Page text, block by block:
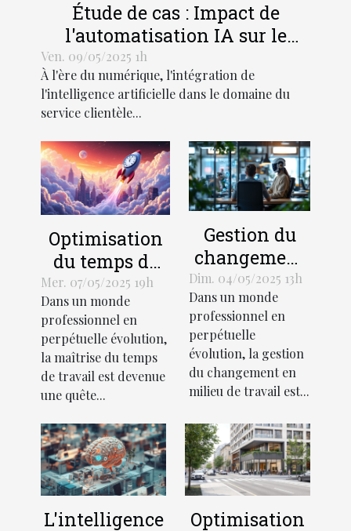
Étude de cas : Impact de
l'automatisation IA sur le
service clientèle
Ven. 09/05/2025 1h
À l'ère du numérique, l'intégration de
l'intelligence artificielle dans le domaine du
service clientèle...
Optimisation
du temps de
travail
découvrez des
méthodologies
innovantes
pour booster la
productivité
Mer. 07/05/2025 19h
Dans un monde
professionnel en
perpétuelle évolution,
la maîtrise du temps
de travail est devenue
une quête...
Gestion du
changement
en milieu de
travail
techniques
pour une
transition en
douceur
Dim. 04/05/2025 13h
Dans un monde
professionnel en
perpétuelle
évolution, la gestion
du changement en
milieu de travail est...
L'intelligence
Optimisation